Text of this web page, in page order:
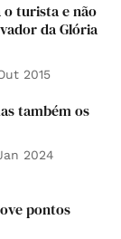
o turista e não
da Glória
2015
também os
2024
pontos